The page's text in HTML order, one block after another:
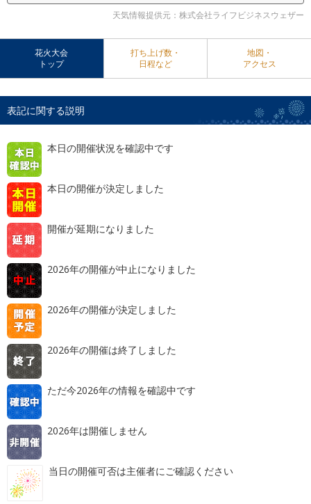
天気情報提供元：株式会社ライフビジネスウェザー
花火大会
トップ
打ち上げ数・
日程など
地図・
アクセス
表記に関する説明
本日の開催状況を確認中です
本日の開催が決定しました
開催が延期になりました
2026年の開催が中止になりました
2026年の開催が決定しました
2026年の開催は終了しました
ただ今2026年の情報を確認中です
2026年は開催しません
当日の開催可否は主催者にご確認ください